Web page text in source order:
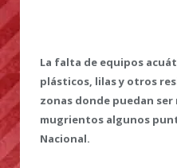
La falta de equipos
plásticos, lilas y otros
zonas donde puedan
mugrientos algunos
Nacional.